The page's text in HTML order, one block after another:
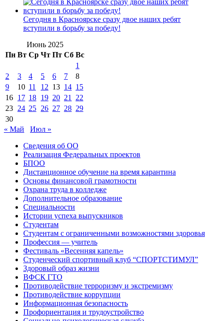
Сегодня в Красноярске сразу двое наших ребят
вступили в борьбу за победу!
Июнь 2025
Пн Вт Ср Чт Пт Сб Вс
1
2
3 4 5 6 7
8
9
10 11 12 13 14 15
16 17 18 19 20 21
22
23 24 25 26 27 28 29
30
« Май
Июл »
Сведения об ОО
Реализация Федеральных проектов
БПОО
Дистанционное обучение на время карантина
Основы финансовой грамотности
Охрана труда в колледже
Дополнительное образование
Специальности
Истории успеха выпускников
Студентам
Студентам с ограниченными возможностями здоровья
Профессия — учитель
Фестиваль «Весенняя капель»
Студенческий спортивный клуб “СПОРТСТИМУЛ”
Здоровый образ жизни
ВФСК ГТО
Противодействие терроризму и экстремизму
Противодействие коррупции
Информационная безопасность
Профориентация и трудоустройство